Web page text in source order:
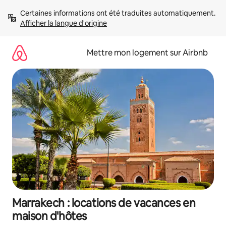
directement
Afficher la langue d'origine
Mettre mon logement sur Airbnb
Marrakech : locations de vacances en
maison d'hôtes